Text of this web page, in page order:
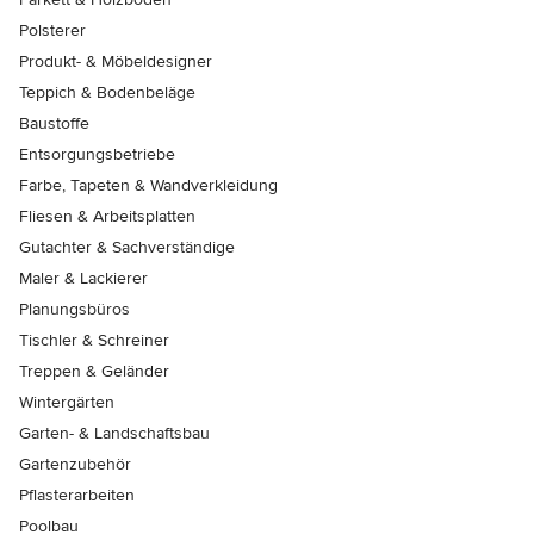
Polsterer
Produkt- & Möbeldesigner
Teppich & Bodenbeläge
Baustoffe
Entsorgungsbetriebe
Farbe, Tapeten & Wandverkleidung
Fliesen & Arbeitsplatten
Gutachter & Sachverständige
Maler & Lackierer
Planungsbüros
Tischler & Schreiner
Treppen & Geländer
Wintergärten
Garten- & Landschaftsbau
Gartenzubehör
Pflasterarbeiten
Poolbau